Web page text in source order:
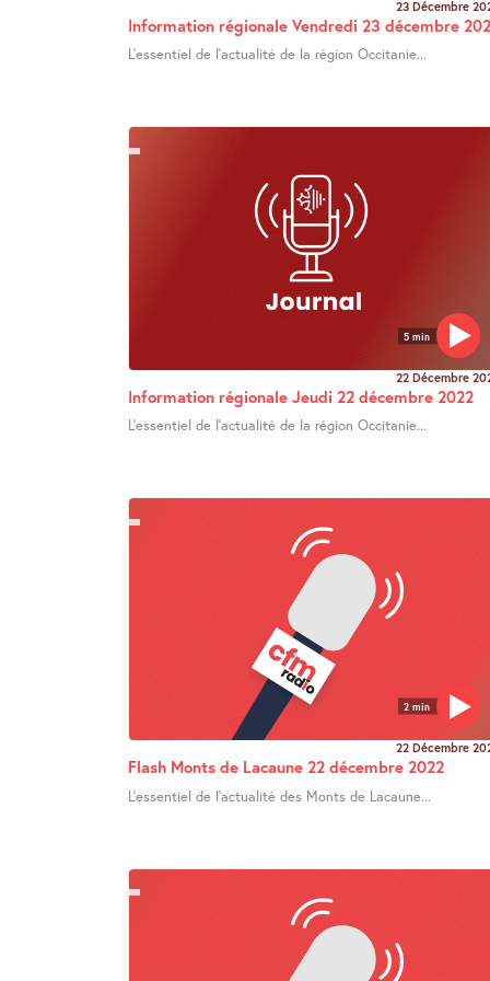
23 Décembre
Information régionale Vendredi 23 décembre
L’essentiel de l’actualité de la région Occitanie...
5 min
22 Décembre
Information régionale Jeudi 22 décembre 2022
L’essentiel de l’actualité de la région Occitanie...
2 min
22 Décembre
Flash Monts de Lacaune 22 décembre 2022
L’essentiel de l’actualité des Monts de Lacaune...